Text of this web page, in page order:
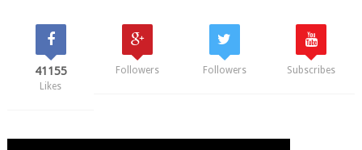
41155
Likes
Followers Followers Subscribes